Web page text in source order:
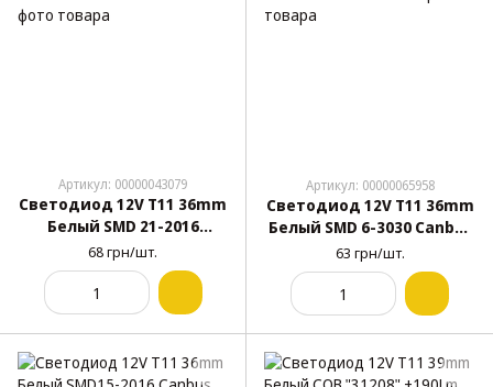
Артикул: 00000043079
Светодиод 12V T11 36mm
Белый SMD 21-2016
Canbus 180Lm №107
68 грн/шт.
Артикул: 00000065958
Светодиод 12V T11 36mm
Белый SMD 6-3030 Canbus
1W №127
63 грн/шт.